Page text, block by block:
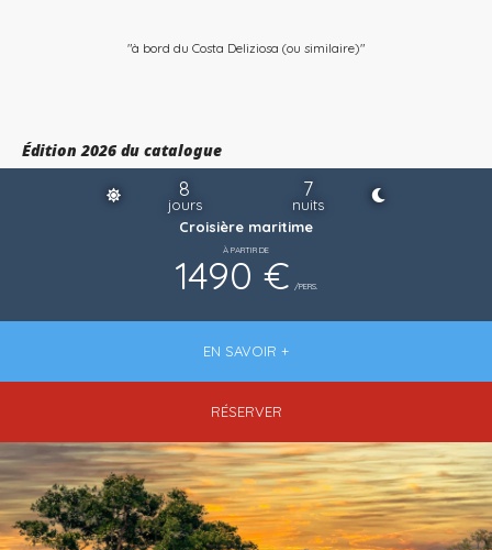
Édition 2026 du catalogue
"à bord du Costa Deliziosa (ou similaire)"
8
jours
7
nuits
Croisière maritime
À PARTIR DE
1490 € /PERS.
EN SAVOIR +
RÉSERVER